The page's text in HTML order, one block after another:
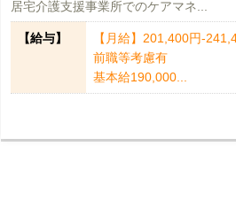
居宅介護支援事業所でのケアマネ...
【給与】
【月給】201,400円-
前職等考慮有
基本給190,000...